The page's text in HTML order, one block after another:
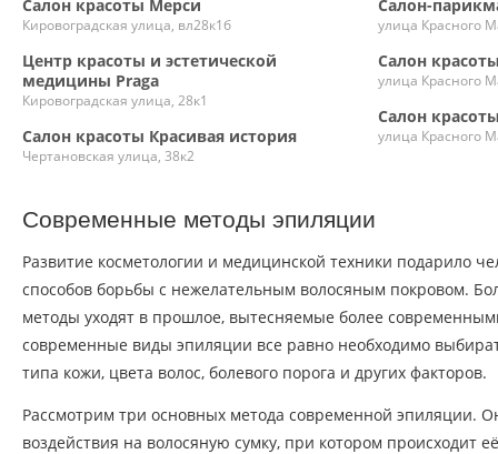
Салон красоты Мерси
Кировоградская улица, вл28к1б
Центр красоты и эстетической
медицины Praga
Кировоградская улица, 28к1
Салон красоты Красивая история
Чертановская улица, 38к2
Салон-
улица Красного
Салон
улица Красного
Салон
улица Красного
Современные методы эпиляции
Развитие косметологии и медицинской техники подарило
способов борьбы с нежелательным волосяным покровом.
методы уходят в прошлое, вытесняемые более
современные виды эпиляции все равно необходимо
типа кожи, цвета волос, болевого порога и других факторов.
Рассмотрим три основных метода современной эпиляции.
воздействия на волосяную сумку, при котором происходит